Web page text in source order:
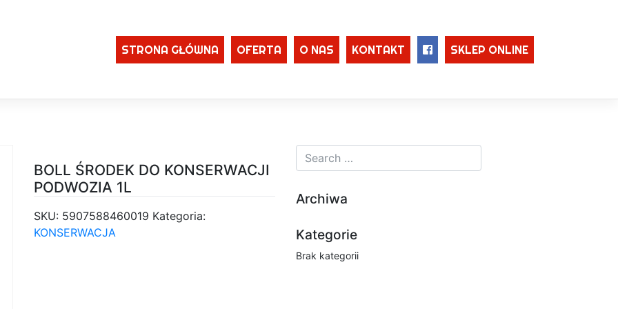
STRONA GŁÓWNA OFERTA O NAS KONTAKT SKLEP ONLINE
BOLL ŚRODEK DO KONSERWACJI
PODWOZIA 1L
SKU: 5907588460019 Kategoria:
KONSERWACJA
Archiwa
Kategorie
Brak kategorii